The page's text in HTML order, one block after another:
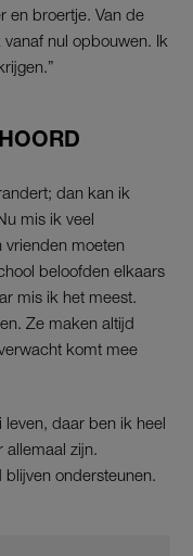
en broertje. Van de
nul opbouwen. Ik
dan kan ik
mis ik veel
vrienden moeten
beloofden elkaars
mis ik het meest.
Ze maken altijd
komt mee
daar ben ik heel
allemaal zijn.
ondersteunen.